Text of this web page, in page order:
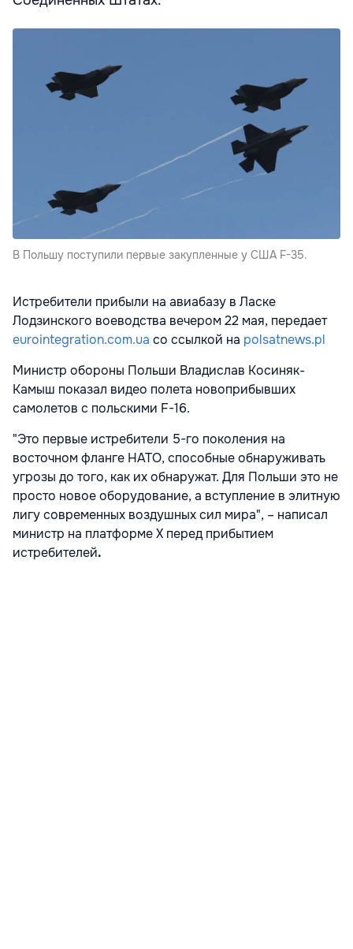
В Польшу поступили первые закупленные у США F-35.
Истребители прибыли на авиабазу в Ласке
Лодзинского воеводства вечером 22 мая, передает
eurointegration.com.ua со ссылкой на polsatnews.pl
Министр обороны Польши Владислав Косиняк-
Камыш показал видео полета новоприбывших
самолетов с польскими F-16.
"Это первые истребители 5-го поколения на
восточном фланге НАТО, способные обнаруживать
угрозы до того, как их обнаружат. Для Польши это не
просто новое оборудование, а вступление в элитную
лигу современных воздушных сил мира", – написал
министр на платформе X перед прибытием
истребителей.